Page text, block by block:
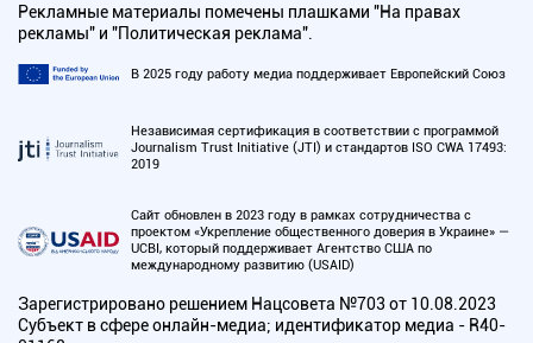
Рекламные материалы помечены плашками "На правах
рекламы" и "Политическая реклама".
В 2025 году работу медиа поддерживает Европейский Союз
Независимая сертификация в соответствии с программой
Journalism Trust Initiative (JTI) и стандартов ISO CWA 17493:
2019
Сайт обновлен в 2023 году в рамках сотрудничества с
проектом «Укрепление общественного доверия в Украине» —
UCBI, который поддерживает Агентство США по
международному развитию (USAID)
Зарегистрировано решением Нацсовета №703 от 10.08.2023
Субъект в сфере онлайн-медиа; идентификатор медиа - R40-